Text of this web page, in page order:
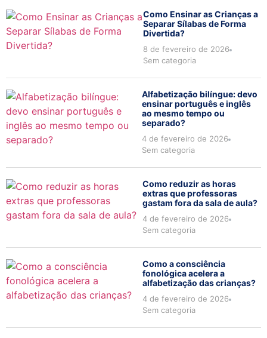
Como Ensinar as Crianças a
Separar Sílabas de Forma
Divertida?
8 de fevereiro de 2026
Sem categoria
Alfabetização bilíngue: devo
ensinar português e inglês
ao mesmo tempo ou
separado?
4 de fevereiro de 2026
Sem categoria
Como reduzir as horas
extras que professoras
gastam fora da sala de aula?
4 de fevereiro de 2026
Sem categoria
Como a consciência
fonológica acelera a
alfabetização das crianças?
4 de fevereiro de 2026
Sem categoria